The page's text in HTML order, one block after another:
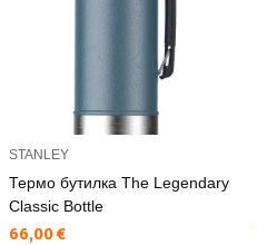
STANLEY
Термо бутилка The Legendary
Classic Bottle
Текуща цена:
66,00 €